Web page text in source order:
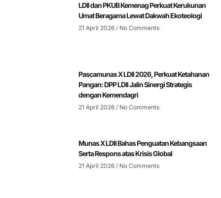
LDII dan PKUB Kemenag Perkuat Kerukunan
Umat Beragama Lewat Dakwah Ekoteologi
21 April 2026 No Comments
Pascamunas X LDII 2026, Perkuat Ketahanan
Pangan: DPP LDII Jalin Sinergi Strategis
dengan Kemendagri
21 April 2026 No Comments
Munas X LDII Bahas Penguatan Kebangsaan
Serta Respons atas Krisis Global
21 April 2026 No Comments